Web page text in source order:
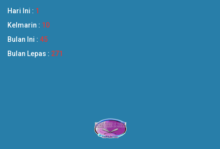
Bulan Lepas :